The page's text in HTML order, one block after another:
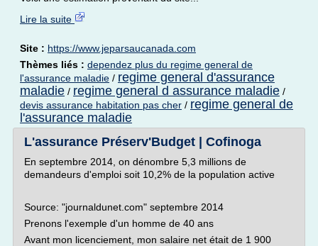
Lire la suite
Site : https://www.jeparsaucanada.com
Thèmes liés : dependez plus du regime general de
l'assurance maladie / regime general d'assurance
maladie / regime general d assurance maladie /
devis assurance habitation pas cher / regime general de
l'assurance maladie
L'assurance Préserv'Budget | Cofinoga
En septembre 2014, on dénombre 5,3 millions de
demandeurs d'emploi soit 10,2% de la population active
Source: "journaldunet.com" septembre 2014
Prenons l'exemple d'un homme de 40 ans
Avant mon licenciement, mon salaire net était de 1 900